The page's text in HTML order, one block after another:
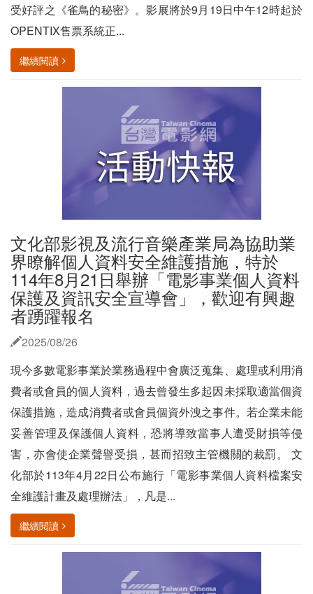
受好評之《雀鳥的秘密》。影展將於9月19日中午12時起於
OPENTIX售票系統正...
繼續閱讀
文化部影視及流行音樂產業局為協助業
界瞭解個人資料安全維護措施，特於
114年8月21日舉辦「電影事業個人資料
保護及資訊安全宣導會」，歡迎有興趣
者踴躍報名
2025/08/26
現今多數電影事業於業務過程中會廣泛蒐集、處理或利用消
費者或會員的個人資料，過去曾發生多起因未採取適當個資
保護措施，造成消費者或會員個資外洩之事件。若企業未能
妥善管理及保護個人資料，恐將導致當事人遭受財損等侵
害，亦會使企業聲譽受損，甚而招致主管機關的裁罰。 文
化部於113年4月22日公布施行「電影事業個人資料檔案安
全維護計畫及處理辦法」，凡是...
繼續閱讀